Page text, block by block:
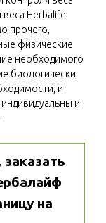
Herbalife
прочего,
физические
необходимого
биологически
и
и